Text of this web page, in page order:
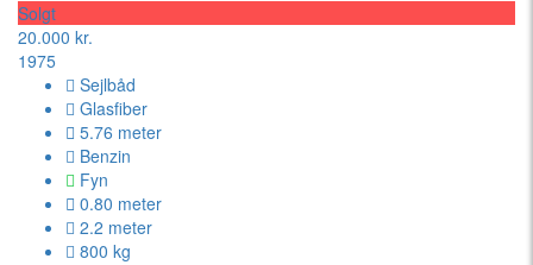
Solgt
20.000 kr.
1975
Sejlbåd
Glasfiber
5.76 meter
Benzin
Fyn
0.80 meter
2.2 meter
800 kg